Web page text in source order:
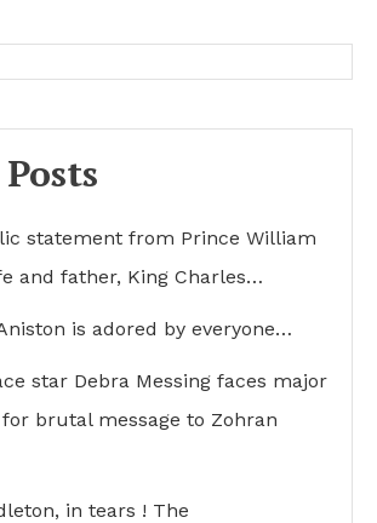
statement from Prince William
and father, King Charles…
is adored by everyone…
star Debra Messing faces major
brutal message to Zohran
in tears ! The